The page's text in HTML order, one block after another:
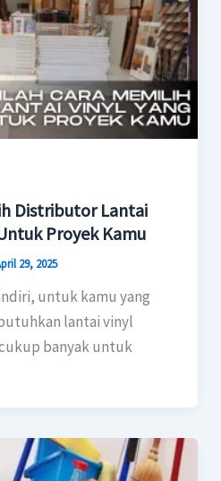
Distributor Lantai
Proyek Kamu
29, 2025
untuk kamu yang
lantai vinyl
banyak untuk